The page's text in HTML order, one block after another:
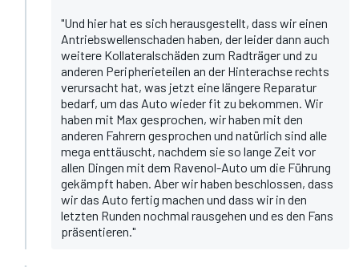
"Und hier hat es sich herausgestellt, dass wir einen
Antriebswellenschaden haben, der leider dann auch
weitere Kollateralschäden zum Radträger und zu
anderen Peripherieteilen an der Hinterachse rechts
verursacht hat, was jetzt eine längere Reparatur
bedarf, um das Auto wieder fit zu bekommen. Wir
haben mit Max gesprochen, wir haben mit den
anderen Fahrern gesprochen und natürlich sind alle
mega enttäuscht, nachdem sie so lange Zeit vor
allen Dingen mit dem Ravenol-Auto um die Führung
gekämpft haben. Aber wir haben beschlossen, dass
wir das Auto fertig machen und dass wir in den
letzten Runden nochmal rausgehen und es den Fans
präsentieren."